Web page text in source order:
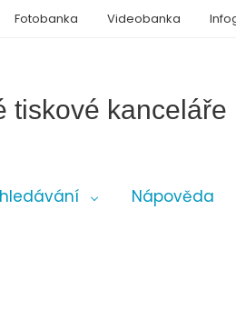
tiskové kanceláře
Nápověda
Fotobanka Videobanka